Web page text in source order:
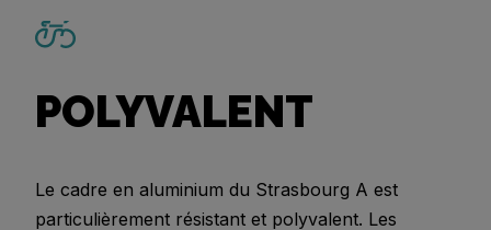
POLYVALENT
Le cadre en aluminium du Strasbourg A est
particulièrement résistant et polyvalent. Les